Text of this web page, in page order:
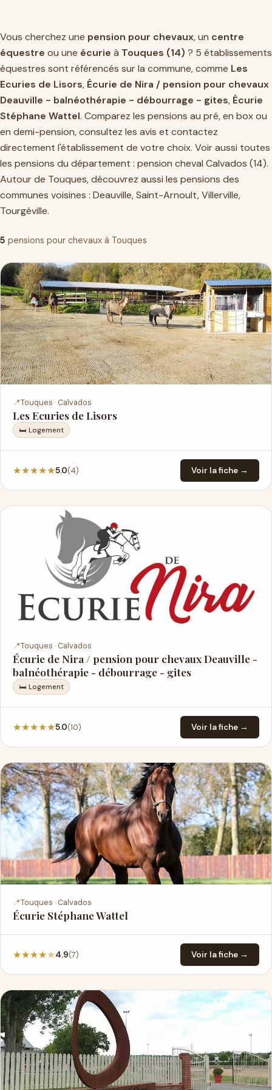
Vous cherchez une pension pour chevaux, un centre
équestre ou une écurie à Touques (14) ? 5 établissements
équestres sont référencés sur la commune, comme Les
Ecuries de Lisors, Écurie de Nira / pension pour chevaux
Deauville - balnéothérapie - débourrage - gites, Écurie
Stéphane Wattel. Comparez les pensions au pré, en box ou
en demi-pension, consultez les avis et contactez
directement l'établissement de votre choix. Voir aussi toutes
les pensions du département : pension cheval Calvados (14).
Autour de Touques, découvrez aussi les pensions des
communes voisines : Deauville,Saint-Arnoult,Villerville,
Tourgéville.
5 pensions pour chevaux à Touques
📍Touques · Calvados
Les Ecuries de Lisors
🛏 Logement
★★★★★5.0(4) Voir la fiche →
📍Touques · Calvados
Écurie de Nira / pension pour chevaux Deauville -
balnéothérapie - débourrage - gites
🛏 Logement
★★★★★5.0(10) Voir la fiche →
📍Touques · Calvados
Écurie Stéphane Wattel
★★★★★4.9(7) Voir la fiche →